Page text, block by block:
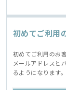
初めてご利用
初めてご利用のお
メールアドレスと
るようになります。